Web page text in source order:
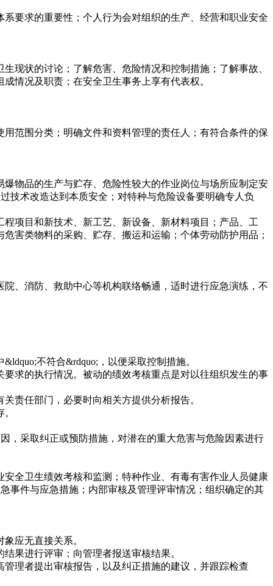
要求的重要性；个人行为会对组织的生产、经营和职业安全
现状的讨论；了解危害、危险情况和控制措施；了解事故、
情况及职责；在安全卫生事务上享有代表权。
范围分类；明确文件和资料管理的责任人；有符合条件的保
物品的生产与贮存、危险性较大的作业岗位与场所应制定安
技术改造达到本质安全；对特种与危险设备要明确专人负
项目和新技术、新工艺、新设备、新材料项目；产品、工
害类物料的采购、贮存、搬运和运输；个体劳动防护用品；
、消防、救助中心等机构联络畅通，适时进行应急演练，不
不符合&rdquo;，以便采取控制措施。
求的执行情况。被动的绩效考核重点是对以往组织发生的事
责任部门，必要时向相关方提供分析报告。
，采取纠正或预防措施，对潜在的重大危害与危险因素进行
全卫生绩效考核和监测；特种作业、有毒有害作业人员健康
事件与应急措施；内部审核及管理评审情况；组织确定的其
应无直接关系。
果进行评审；向管理者报送审核结果。
理者提出审核报告，以及纠正措施的建议，并跟踪检查